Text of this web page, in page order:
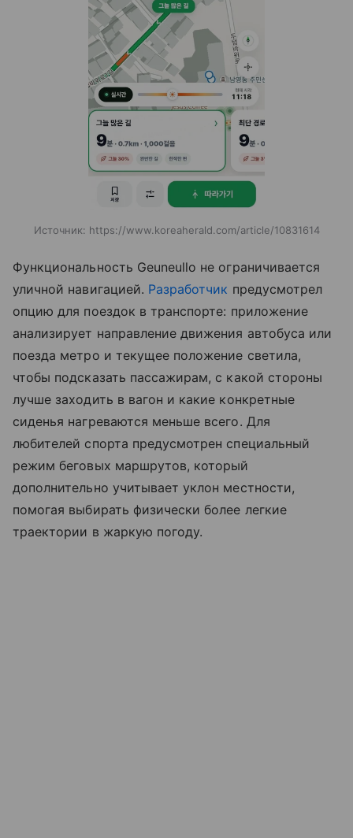
Источник: https://www.koreaherald.com/article/10831614
Функциональность Geuneullo не ограничивается
уличной навигацией. Разработчик предусмотрел
опцию для поездок в транспорте: приложение
анализирует направление движения автобуса или
поезда метро и текущее положение светила,
чтобы подсказать пассажирам, с какой стороны
лучше заходить в вагон и какие конкретные
сиденья нагреваются меньше всего. Для
любителей спорта предусмотрен специальный
режим беговых маршрутов, который
дополнительно учитывает уклон местности,
помогая выбирать физически более легкие
траектории в жаркую погоду.